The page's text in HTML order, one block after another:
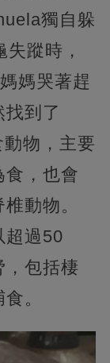
獨自躲
蹤時，
媽哭著趕
到了
物，主要
食，也會
動物。
超過50
，包括棲
。